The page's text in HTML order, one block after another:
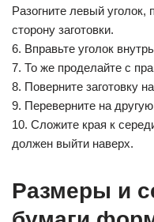
Разогните левый уголок,
сторону заготовки.
6. Вправьте уголок
7. То же проделайте с
8. Поверните заготовку
9. Переверните на другую
10. Сложите края к
должен выйти наверх.
Размеры и